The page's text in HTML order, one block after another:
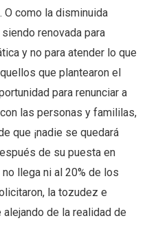
O como la disminuida
renovada para
y no para atender lo que
que plantearon el
para renunciar a
las personas y famililas,
que ¡nadie se quedará
de su puesta en
llega ni al 20% de los
la tozudez e
de la realidad de